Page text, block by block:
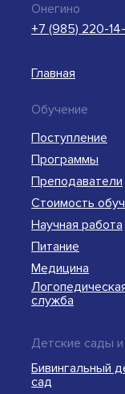
Научная работа
служба
Медицина
Питание
Поступление
Стоимость
Преподаватели
Программы
Обучение
+7 (985) 220-
Онегино
Бивингальный
сад
Детские сады
Главная